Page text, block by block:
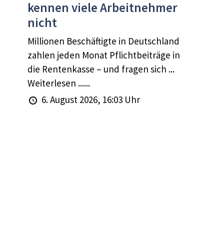
kennen viele Arbeitnehmer
nicht
Millionen Beschäftigte in Deutschland
zahlen jeden Monat Pflichtbeiträge in
die Rentenkasse – und fragen sich ...
Weiterlesen ......
6. August 2026, 16:03 Uhr